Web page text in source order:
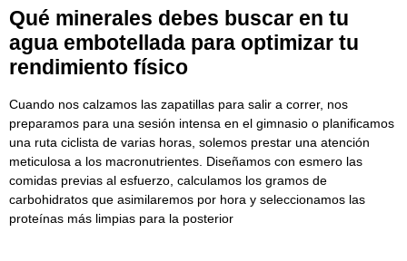
Qué minerales debes buscar en tu
agua embotellada para optimizar tu
rendimiento físico
Cuando nos calzamos las zapatillas para salir a correr, nos
preparamos para una sesión intensa en el gimnasio o planificamos
una ruta ciclista de varias horas, solemos prestar una atención
meticulosa a los macronutrientes. Diseñamos con esmero las
comidas previas al esfuerzo, calculamos los gramos de
carbohidratos que asimilaremos por hora y seleccionamos las
proteínas más limpias para la posterior